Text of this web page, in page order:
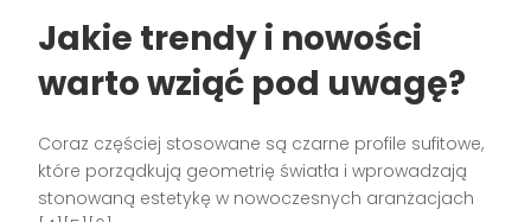
Jakie trendy i nowości
warto wziąć pod uwagę?
Coraz częściej stosowane są czarne profile sufitowe,
które porządkują geometrię światła i wprowadzają
stonowaną estetykę w nowoczesnych aranżacjach